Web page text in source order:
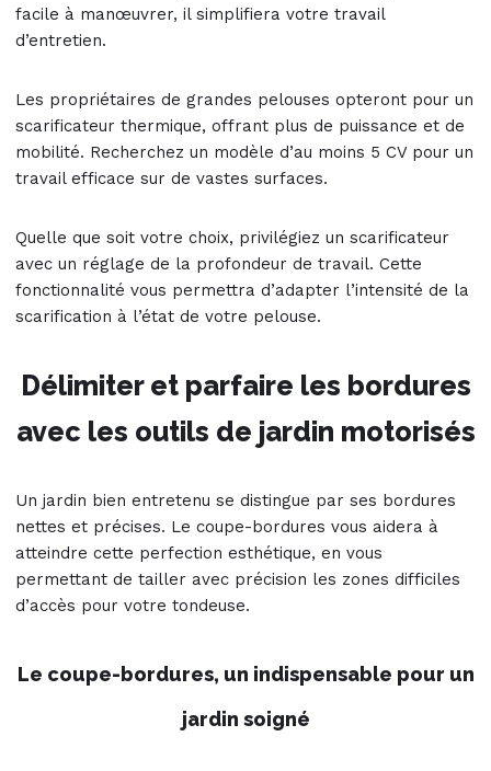
facile à manœuvrer, il simplifiera votre travail
d’entretien.
Les propriétaires de grandes pelouses opteront pour un
scarificateur thermique, offrant plus de puissance et de
mobilité. Recherchez un modèle d’au moins 5 CV pour un
travail efficace sur de vastes surfaces.
Quelle que soit votre choix, privilégiez un scarificateur
avec un réglage de la profondeur de travail. Cette
fonctionnalité vous permettra d’adapter l’intensité de la
scarification à l’état de votre pelouse.
Délimiter et parfaire les bordures
avec les outils de jardin motorisés
Un jardin bien entretenu se distingue par ses bordures
nettes et précises. Le coupe-bordures vous aidera à
atteindre cette perfection esthétique, en vous
permettant de tailler avec précision les zones difficiles
d’accès pour votre tondeuse.
Le coupe-bordures, un indispensable pour un
jardin soigné